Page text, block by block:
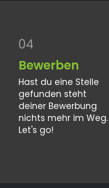
04
Bewerben
Hast du eine Stelle
gefunden steht
deiner Bewerbung
nichts mehr im Weg.
Let's go!